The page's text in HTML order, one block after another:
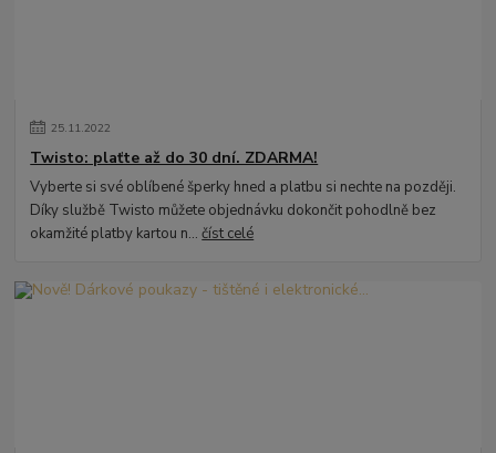
25.11.2022
Twisto: plaťte až do 30 dní. ZDARMA!
Vyberte si své oblíbené šperky hned a platbu si nechte na později.
Díky službě Twisto můžete objednávku dokončit pohodlně bez
okamžité platby kartou n...číst celé